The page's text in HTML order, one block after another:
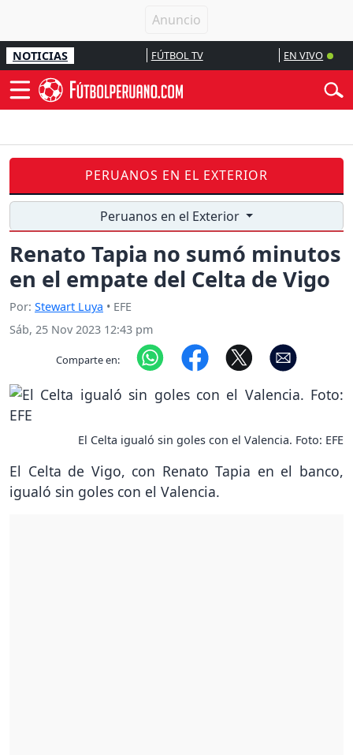
NOTICIAS FÚTBOL TV EN VIVO
PERUANOS EN EL EXTERIOR
Peruanos en el Exterior
Renato Tapia no sumó minutos
en el empate del Celta de Vigo
Por: Stewart Luya • EFE
Sáb, 25 Nov 2023 12:43 pm
Comparte en:
El Celta igualó sin goles con el Valencia. Foto: EFE
El Celta de Vigo, con Renato Tapia en el banco,
igualó sin goles con el Valencia.